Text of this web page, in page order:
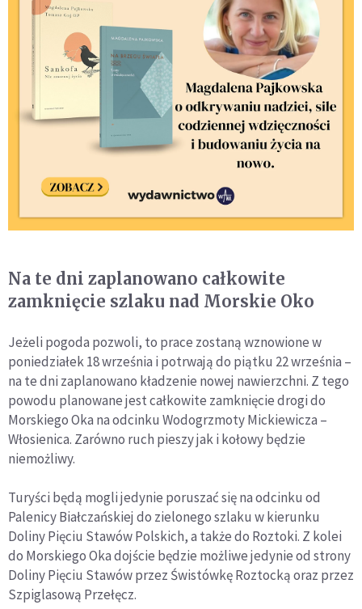
Na te dni zaplanowano całkowite
zamknięcie szlaku nad Morskie Oko
Jeżeli pogoda pozwoli, to prace zostaną wznowione w
poniedziałek 18 września i potrwają do piątku 22 września –
na te dni zaplanowano kładzenie nowej nawierzchni. Z tego
powodu planowane jest całkowite zamknięcie drogi do
Morskiego Oka na odcinku Wodogrzmoty Mickiewicza –
Włosienica. Zarówno ruch pieszy jak i kołowy będzie
niemożliwy.
Turyści będą mogli jedynie poruszać się na odcinku od
Palenicy Białczańskiej do zielonego szlaku w kierunku
Doliny Pięciu Stawów Polskich, a także do Roztoki. Z kolei
do Morskiego Oka dojście będzie możliwe jedynie od strony
Doliny Pięciu Stawów przez Świstówkę Roztocką oraz przez
Szpiglasową Przełęcz.